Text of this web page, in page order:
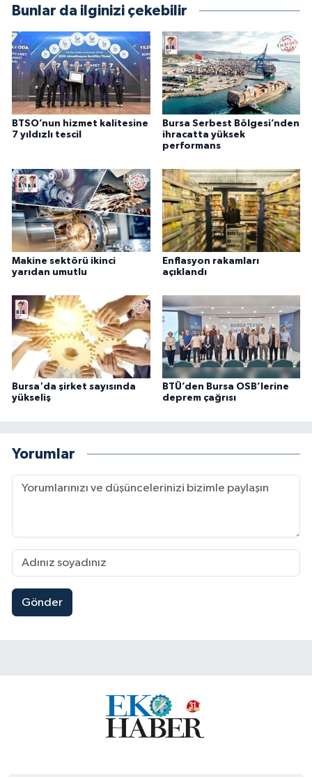
Bunlar da ilginizi çekebilir
BTSO’nun hizmet kalitesine
7 yıldızlı tescil
Bursa Serbest Bölgesi’nden
ihracatta yüksek
performans
Makine sektörü ikinci
yarıdan umutlu
Enflasyon rakamları
açıklandı
Bursa'da şirket sayısında
yükseliş
BTÜ’den Bursa OSB’lerine
deprem çağrısı
Yorumlar
Gönder